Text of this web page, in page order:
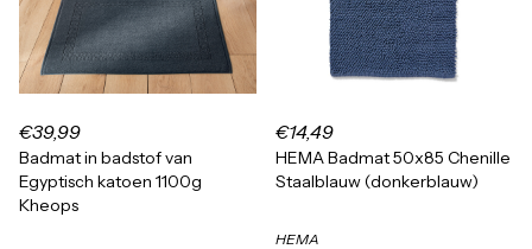
€39,99
Badmat in badstof van
Egyptisch katoen 1100g
Kheops
€14,49
HEMA Badmat 50x85 Chenille
Staalblauw (donkerblauw)
HEMA